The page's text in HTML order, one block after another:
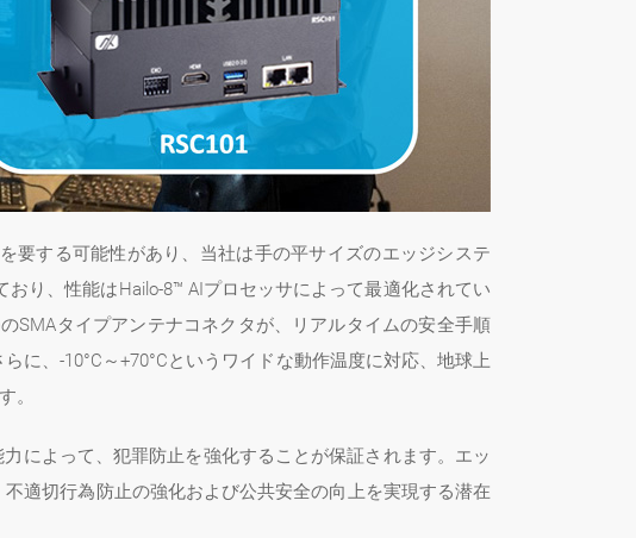
要する可能性があり、当社は手の平サイズのエッジシステ
り、性能はHailo-8™ AIプロセッサによって最適化されてい
SMAタイプアンテナコネクタが、リアルタイムの安全手順
に、-10°C～+70°Cというワイドな動作温度に対応、地球上
。
によって、犯罪防止を強化することが保証されます。エッ
適切行為防止の強化および公共安全の向上を実現する潜在